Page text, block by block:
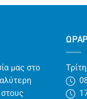
μας στο